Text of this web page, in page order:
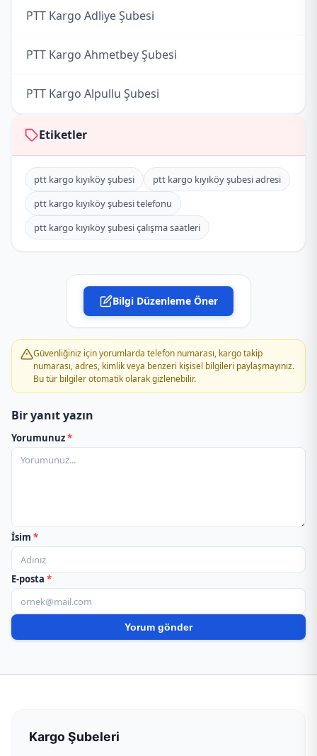
PTT Kargo Adliye Şubesi
PTT Kargo Ahmetbey Şubesi
PTT Kargo Alpullu Şubesi
PTT Kargo Babaeski Müdürlüğü
PTT Kargo Babaeski Otoyol Acenteliği
PTT Kargo Büyükkarıştıran Şubesi
PTT Kargo Dereköy Acenteliği
PTT Kargo Dereköy Hudut Kapısı Acenteliği
PTT Kargo Evrensekiz Şubesi
PTT Kargo İğneada Şubesi
PTT Kargo Kavaklı Şubesi
PTT Kargo Kaynarca Şubesi
PTT Kargo Kırklareli Müdürlüğü
PTT Kargo Kofçaz Şubesi
PTT Kargo Lüleburgaz Posta Kargo İşleme Ve
Etiketler
ptt kargo kıyıköy şubesi
ptt kargo kıyıköy şubesi adresi
ptt kargo kıyıköy şubesi telefonu
ptt kargo kıyıköy şubesi çalışma saatleri
Bilgi Düzenleme Öner
Güvenliğiniz için yorumlarda telefon numarası, kargo takip
numarası, adres, kimlik veya benzeri kişisel bilgileri paylaşmayınız.
Bu tür bilgiler otomatik olarak gizlenebilir.
Bir yanıt yazın
Yorumunuz*
İsim *
E-posta *
Kargo Şubeleri